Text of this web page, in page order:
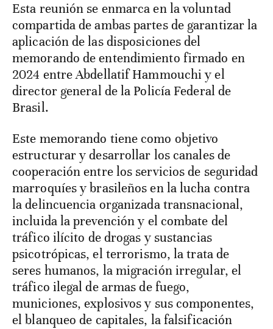
Esta reunión se enmarca en la voluntad
compartida de ambas partes de garantizar la
aplicación de las disposiciones del
memorando de entendimiento firmado en
2024 entre Abdellatif Hammouchi y el
director general de la Policía Federal de
Brasil.
Este memorando tiene como objetivo
estructurar y desarrollar los canales de
cooperación entre los servicios de seguridad
marroquíes y brasileños en la lucha contra
la delincuencia organizada transnacional,
incluida la prevención y el combate del
tráfico ilícito de drogas y sustancias
psicotrópicas, el terrorismo, la trata de
seres humanos, la migración irregular, el
tráfico ilegal de armas de fuego,
municiones, explosivos y sus componentes,
el blanqueo de capitales, la falsificación